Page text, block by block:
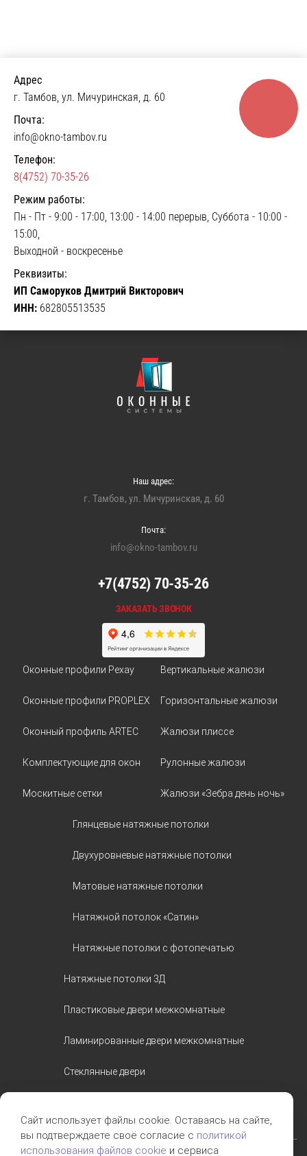
Адрес
г. Тамбов, ул. Мичуринская, д. 60
Почта:
info@okno-tambov.ru
Телефон:
8(4752) 70-35-26
Режим работы:
Пн - Пт - 9:00 - 17:00, 13:00 - 14:00 перерыв, Суббота - 10:00 -
15:00,
Выходной - воскресенье
Реквизиты:
ИП Саморуков Дмитрий Викторович
ИНН: 682805513535
Наш адрес:
г. Тамбов, ул. Мичуринская, д. 60
Почта:
info@okno-tambov.ru
+7(4752) 70-35-26
ЗАКАЗАТЬ ЗВОНОК
Оконные профили Рехау
Оконные профили PROPLEX
Оконный профиль ARTEC
Комплектующие для окон
Москитные сетки
Вертикальные жалюзи
Горизонтальные жалюзи
Жалюзи плиссе
Рулонные жалюзи
Жалюзи «Зебра день ночь»
Глянцевые натяжные потолки
Двухуровневые натяжные потолки
Матовые натяжные потолки
Натяжной потолок «Сатин»
Натяжные потолки с фотопечатью
Натяжные потолки 3Д
Пластиковые двери межкомнатные
Ламинированные двери межкомнатные
Стеклянные двери
Сайт использует файлы cookie. Оставаясь на сайте,
вы подтверждаете своё согласие с политикой
использования файлов cookie и сервиса